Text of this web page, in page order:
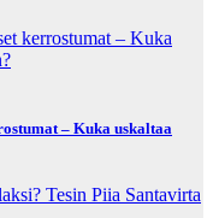
– Kuka uskaltaa